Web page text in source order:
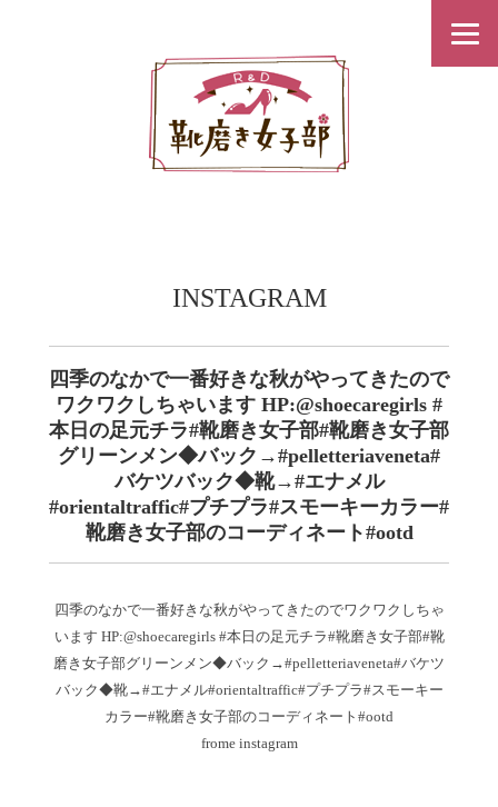
INSTAGRAM
四季のなかで一番好きな秋がやってきたので
ワクワクしちゃいます︎ HP:@shoecaregirls #
本日の足元チラ#靴磨き女子部#靴磨き女子部
グリーンメン◆バック→#pelletteriaveneta#
バケツバック◆靴→#エナメル
#orientaltraffic#プチプラ#スモーキーカラー#
靴磨き女子部のコーディネート#ootd
四季のなかで一番好きな秋がやってきたのでワクワクしちゃ
います︎ HP:@shoecaregirls #本日の足元チラ#靴磨き女子部#靴
磨き女子部グリーンメン◆バック→#pelletteriaveneta#バケツ
バック◆靴→#エナメル#orientaltraffic#プチプラ#スモーキー
カラー#靴磨き女子部のコーディネート#ootd
frome instagram